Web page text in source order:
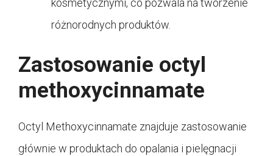
kosmetycznymi, co pozwala na tworzenie
różnorodnych produktów.
Zastosowanie octyl
methoxycinnamate
Octyl Methoxycinnamate znajduje zastosowanie
głównie w produktach do opalania i pielęgnacji